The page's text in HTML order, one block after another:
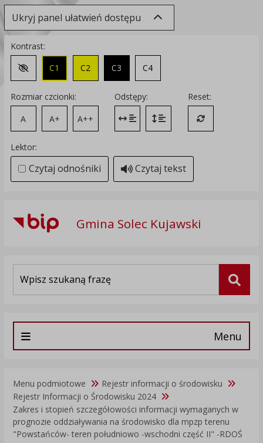
Ukryj panel ułatwień dostępu
Kontrast:
Zmień kontrast na domyślny
C1 C2 C3 C4
Rozmiar czcionki:
A
A+ A++
Odstępy:
Zmień odstęp między literami
Zmień interlinię i margines
Reset:
Przywróć
Lektor:
Czytaj odnośniki Czytaj tekst
Gmina Solec Kujawski
Menu
Menu podmiotowe
Rejestr informacji o środowisku
Rejestr Informacji o Środowisku 2024
Zakres i stopień szczegółowości informacji wymaganych w
prognozie oddziaływania na środowisko dla mpzp terenu
"Powstańców- teren południowo -wschodni część II" -RDOŚ